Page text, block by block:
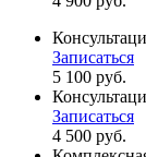
Записаться
5 100 руб.
Записаться
4 500 руб.